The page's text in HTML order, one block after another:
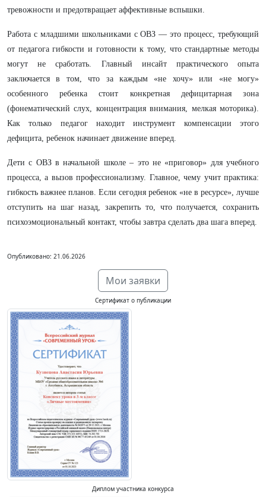
тревожности и предотвращает аффективные вспышки.
​Работа с младшими школьниками с ОВЗ — это процесс, требующий
от педагога гибкости и готовности к тому, что стандартные методы
могут не сработать. Главный инсайт практического опыта
заключается в том, что за каждым «не хочу» или «не могу»
особенного ребенка стоит конкретная дефицитарная зона
(фонематический слух, концентрация внимания, мелкая моторика).
Как только педагог находит инструмент компенсации этого
дефицита, ребенок начинает движение вперед.
Дети с ОВЗ в начальной школе – это не «приговор» для учебного
процесса, а вызов профессионализму. Главное, чему учит практика:
гибкость важнее планов. Если сегодня ребенок «не в ресурсе», лучше
отступить на шаг назад, закрепить то, что получается, сохранить
психоэмоциональный контакт, чтобы завтра сделать два шага вперед.
Опубликовано: 21.06.2026
Мои заявки
Сертификат о публикации
Диплом участника конкурса